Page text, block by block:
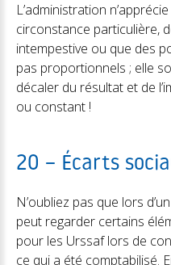
L’administration
circonstance particulière,
intempestive ou que des
pas proportionnels ; elle
décaler du résultat et de
ou constant !
20 – Écarts
N’oubliez pas que lors
peut regarder certains
pour les Urssaf lors de
ce qui a été comptabilisé.